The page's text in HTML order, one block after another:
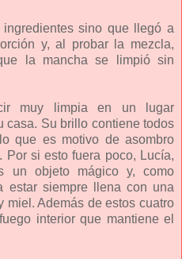
sino que llegó a
y, al probar la mezcla,
la mancha se limpió sin
muy limpia en un lugar
casa. Su brillo contiene todos
que es motivo de asombro
Por si esto fuera poco, Lucía,
un objeto mágico y, como
estar siempre llena con una
miel. Además de estos cuatro
interior que mantiene el